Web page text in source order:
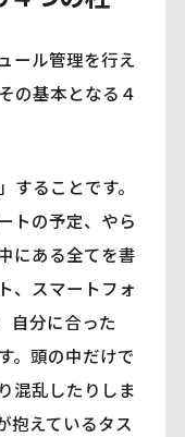
ール管理を行え
の基本となる４
ることです。
トの予定、やら
にある全てを書
、スマートフォ
自分に合った
。頭の中だけで
混乱したりしま
抱えているタス